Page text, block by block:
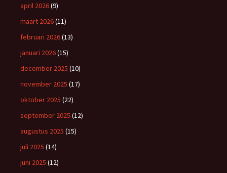
april 2026(9)
maart 2026(11)
februari 2026(13)
januari 2026(15)
december 2025 (10)
november 2025 (17)
oktober 2025 (22)
september 2025 (12)
augustus 2025 (15)
juli 2025 (14)
juni 2025 (12)